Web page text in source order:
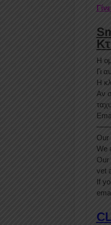
Η
Γι
Η
Αν
Our
We
Our
vet
If